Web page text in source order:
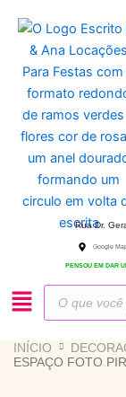
para
conteúdo
Rua Dr.
Google
PENSOU EM DAR
produtos
INÍCIO
ESPAÇO FOTO